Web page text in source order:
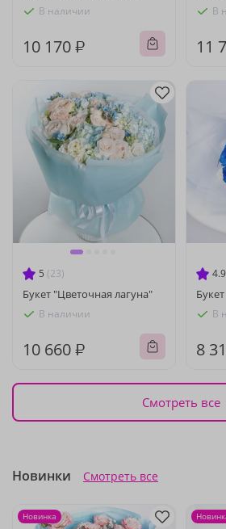
В наличии
10 170 ₽
В
11
5 (23)
Букет "Цветочная лагуна"
В наличии
10 660 ₽
4.9
В
8
Смотреть все
Новинки Смотреть все
Новинка